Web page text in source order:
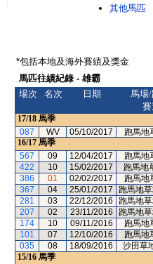
其他馬匹
*包括本地及海外賽績及獎金
馬匹往績紀錄 - 雄霸
場次
名次 日期
馬場
賽
17/18 馬季
087
WV 05/10/2017 跑馬地
16/17 馬季
567
09 12/04/2017 跑馬地
422
10 15/02/2017 跑馬地
386
01 02/02/2017 跑馬地
367
04 25/01/2017 跑馬地
281
03 22/12/2016 跑馬地
207
02 23/11/2016 跑馬地
174
10 09/11/2016 跑馬地
101
07 12/10/2016 跑馬地
035
08 18/09/2016 沙田草
15/16 馬季